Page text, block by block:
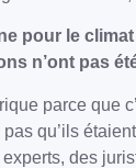
pour le
n’ont pas
parce que
qu’ils
des